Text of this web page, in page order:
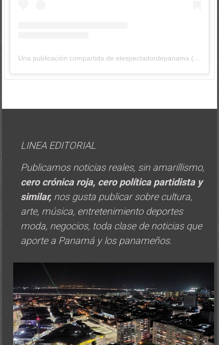
Una publicación compartida de elespectadordepanama (@elespectadordepanama)
LINEA EDITORIAL
Publicamos noticias reales, sin amarillismo,
cero crónica roja, cero política partidista y
similar, nos gusta publicar sobre cultura,
arte, música, entretenimiento deportes
moda, negocios, toda clase de noticias que
aporte a Panamá y los panameños.